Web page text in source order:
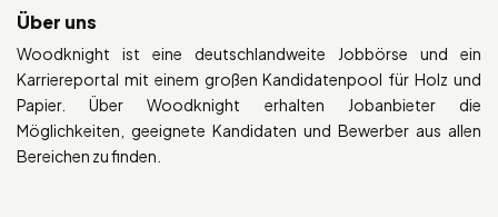
Über uns
Woodknight ist eine deutschlandweite Jobbörse und ein
Karriereportal mit einem großen Kandidatenpool für Holz und
Papier. Über Woodknight erhalten Jobanbieter die
Möglichkeiten, geeignete Kandidaten und Bewerber aus allen
Bereichen zu finden.